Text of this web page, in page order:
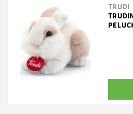
TRUDI